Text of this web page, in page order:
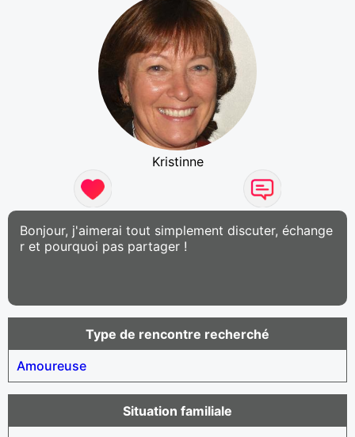
Kristinne
Bonjour, j'aimerai tout simplement discuter, échange
r et pourquoi pas partager !
Type de rencontre recherché
Amoureuse
Situation familiale